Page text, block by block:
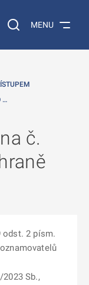
Vyhledávání na
MENU
…
č.
odst. 2 písm.
Sb.,